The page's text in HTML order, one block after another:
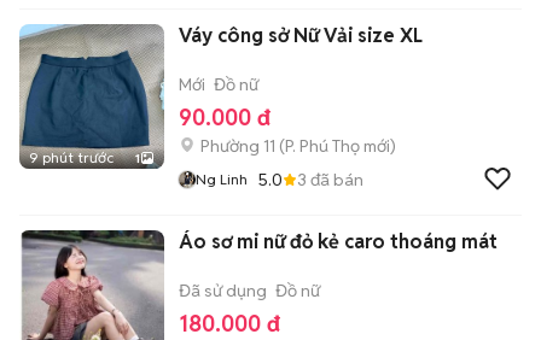
9 phút trước 1
Váy công sở Nữ Vải size XL
Mới Đồ nữ
90.000 đ
Phường 11 (P. Phú Thọ mới)
Ng Linh 5.0 3 đã bán
Áo sơ mi nữ đỏ kẻ caro thoáng mát
Đã sử dụng Đồ nữ
180.000 đ